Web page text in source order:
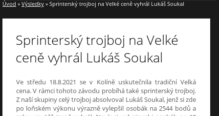
Úvod » Výsledky » Sprinterský trojboj na Velké ceně vyhrál Lukáš Soukal
Sprinterský trojboj na Velké
ceně vyhrál Lukáš Soukal
Ve středu 18.8.2021 se v Kolíně uskutečnila tradiční Velká
cena. V rámci tohoto závodu probíhá také sprinterský trojboj.
Z naší skupiny celý trojboj absolvoval Lukáš Soukal, jenž si zde
po loňském výkonu výrazně vylepšil osobák na 2544 bodů a